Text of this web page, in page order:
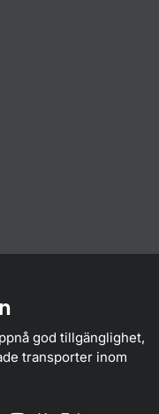
god tillgänglighet,
transporter inom